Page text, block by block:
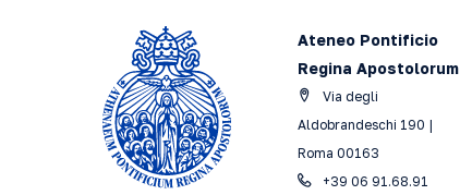
Ateneo Pontificio
Regina Apostolorum
Via degli
Aldobrandeschi 190 |
Roma 00163
+39 06 91.68.91